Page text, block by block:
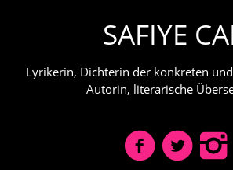
SAFIYE
Lyrikerin, Dichterin der konkreten
Autorin, literarische